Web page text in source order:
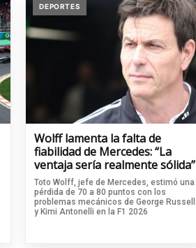
DEPORTES
Wolff lamenta la falta de
fiabilidad de Mercedes: “La
ventaja sería realmente sólida”
Toto Wolff, jefe de Mercedes, estimó una
pérdida de 70 a 80 puntos con los
problemas mecánicos de George Russell
y Kimi Antonelli en la F1 2026